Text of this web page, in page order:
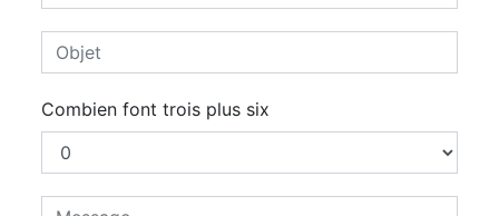
Combien font trois plus six